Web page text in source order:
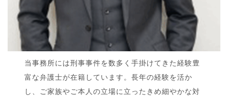
当事務所には刑事事件を数多く手掛けてきた経験豊
富な弁護士が在籍しています。長年の経験を活か
し、ご家族やご本人の立場に立ったきめ細やかな対